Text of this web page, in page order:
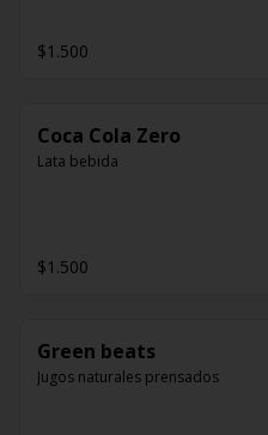
$1.500
Coca Cola Zero
Lata bebida
$1.500
Green beats
Jugos naturales prensados